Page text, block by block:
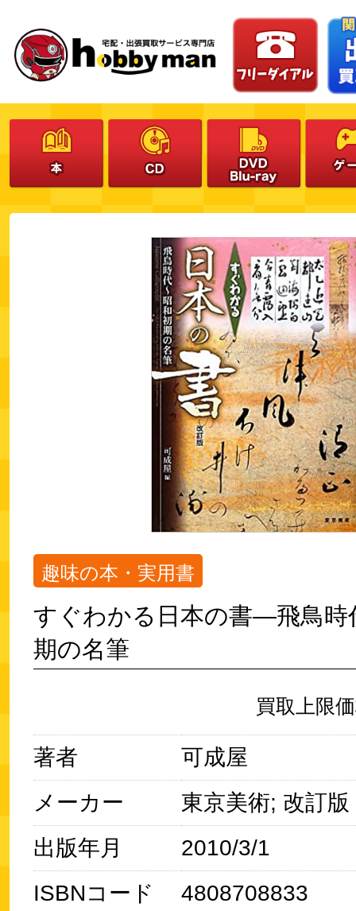
趣味の本・実用書
すぐわかる日本の書―飛鳥時
期の名筆
買取上限
著者
可成屋
メーカー
東京美術; 改訂版
出版年月
2010/3/1
ISBNコード
4808708833